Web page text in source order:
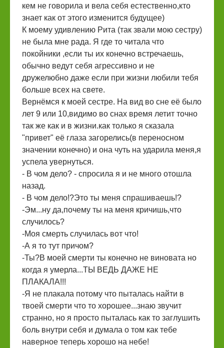
кем не говорила и вела себя естественно,кто
знает как от этого изменится будущее)
К моему удивлению Рита (так звали мою сестру)
не была мне рада. Я где то читала что
покойники ,если ты их конечно встречаешь,
обычно ведут себя агрессивно и не
дружелюбно даже если при жизни любили тебя
больше всех на свете.
Вернёмся к моей сестре. На вид во сне её было
лет 9 или 10,видимо во снах время летит точно
так же как и в жизни.как только я сказала
"привет" её глаза загорелись(в переносном
значении конечно) и она чуть на ударила меня,я
успела увернуться.
- В чом дело? - спросила я и не много отошла
назад.
- В чом дело!?Это ты меня спрашиваешь!?
-Эм...ну да,почему ты на меня кричишь,что
случилось?
-Моя смерть случилась вот что!
-А я то тут причом?
-Ты?В моей смерти ты конечно не виновата но
когда я умерла...ТЫ ВЕДЬ ДАЖЕ НЕ
ПЛАКАЛА!!!
-Я не плакала потому что пыталась найти в
твоей смерти что то хорошее...знаю звучит
странно, но я просто пыталась как то заглушить
боль внутри себя и думала о том как тебе
наверное теперь хорошо на небе!